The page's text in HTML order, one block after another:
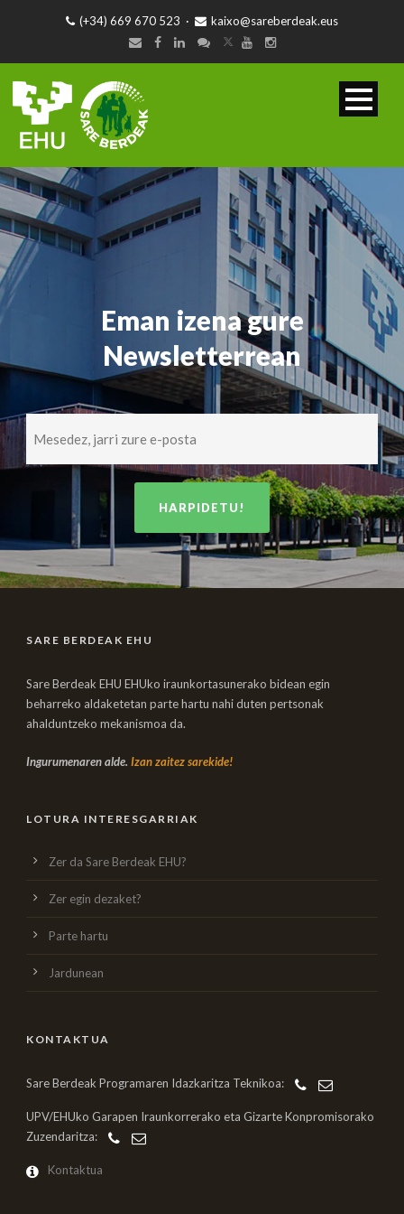
(+34) 669 670 523 · kaixo@sareberdeak.eus
Eman izena gure
Newsletterrean
SARE BERDEAK EHU
Sare Berdeak EHU EHUko iraunkortasunerako bidean egin
beharreko aldaketetan parte hartu nahi duten pertsonak
ahalduntzeko mekanismoa da.
Ingurumenaren alde. Izan zaitez sarekide!
LOTURA INTERESGARRIAK
Zer da Sare Berdeak EHU?
Zer egin dezaket?
Parte hartu
Jardunean
KONTAKTUA
Sare Berdeak Programaren Idazkaritza Teknikoa:
UPV/EHUko Garapen Iraunkorrerako eta Gizarte Konpromisorako
Zuzendaritza:
Kontaktua